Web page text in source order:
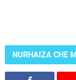
NURHAIZA CHE